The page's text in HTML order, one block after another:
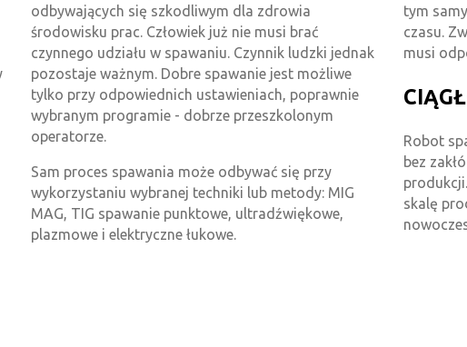
odbywających się szkodliwym dla zdrowia
środowisku prac. Człowiek już nie musi brać
czynnego udziału w spawaniu. Czynnik ludzki jednak
pozostaje ważnym. Dobre spawanie jest możliwe
tylko przy odpowiednich ustawieniach, poprawnie
wybranym programie - dobrze przeszkolonym
operatorze.
Sam proces spawania może odbywać się przy
wykorzystaniu wybranej techniki lub metody: MIG
MAG, TIG spawanie punktowe, ultradźwiękowe,
plazmowe i elektryczne łukowe.
tym
czasu.
musi
Robot
bez
skalę